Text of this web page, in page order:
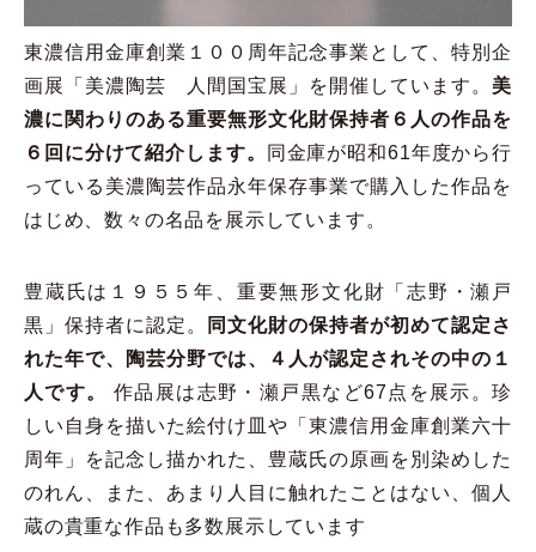
東濃信用金庫創業１００周年記念事業として、特別企
画展「美濃陶芸 人間国宝展」を開催しています。 美
濃に関わりのある重要無形文化財保持者６人の作品を
６回に分けて紹介します。
同金庫が昭和61年度から行
っている美濃陶芸作品永年保存事業で購入した作品を
はじめ、数々の名品を展示しています。
豊蔵氏は１９５５年、重要無形文化財「志野・瀬戸
黒」保持者に認定。
同文化財の保持者が初めて認定さ
れた年で、陶芸分野では、４人が認定されその中の１
人です。作品展は志野・瀬戸黒など67点を展示。珍
しい自身を描いた絵付け皿や「東濃信用金庫創業六十
周年」を記念し描かれた、豊蔵氏の原画を別染めした
のれん、また、あまり人目に触れたことはない、個人
蔵の貴重な作品も多数展示しています